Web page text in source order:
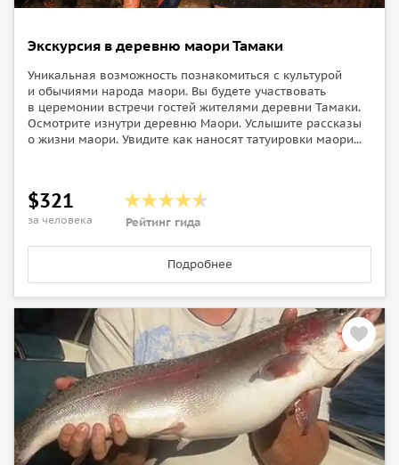
Экскурсия в деревню маори Тамаки
Уникальная возможность познакомиться с культурой
и обычиями народа маори. Вы будете участвовать
в церемонии встречи гостей жителями деревни Тамаки.
Осмотрите изнутри деревню Маори. Услышите рассказы
о жизни маори. Увидите как наносят татуировки маори...
$321
за человека Рейтинг гида
Подробнее